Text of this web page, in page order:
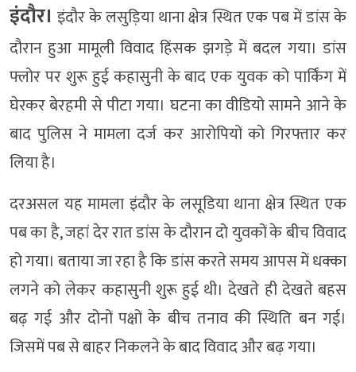
इंदौर। इंदौर के लसुड़िया थाना क्षेत्र स्थित एक पब में डांस के
दौरान हुआ मामूली विवाद हिंसक झगड़े में बदल गया। डांस
फ्लोर पर शुरू हुई कहासुनी के बाद एक युवक को पार्किंग में
घेरकर बेरहमी से पीटा गया। घटना का वीडियो सामने आने के
बाद पुलिस ने मामला दर्ज कर आरोपियों को गिरफ्तार कर
लिया है।
दरअसल यह मामला इंदौर के लसूडिया थाना क्षेत्र स्थित एक
पब का है, जहां देर रात डांस के दौरान दो युवकों के बीच विवाद
हो गया। बताया जा रहा है कि डांस करते समय आपस में धक्का
लगने को लेकर कहासुनी शुरू हुई थी। देखते ही देखते बहस
बढ़ गई और दोनों पक्षों के बीच तनाव की स्थिति बन गई।
जिसमें पब से बाहर निकलने के बाद विवाद और बढ़ गया।